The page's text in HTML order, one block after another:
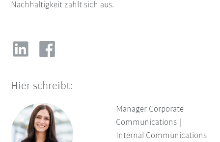
Nachhaltigkeit zahlt sich aus.
Hier schreibt:
Manager Corporate
Communications |
Internal Communications